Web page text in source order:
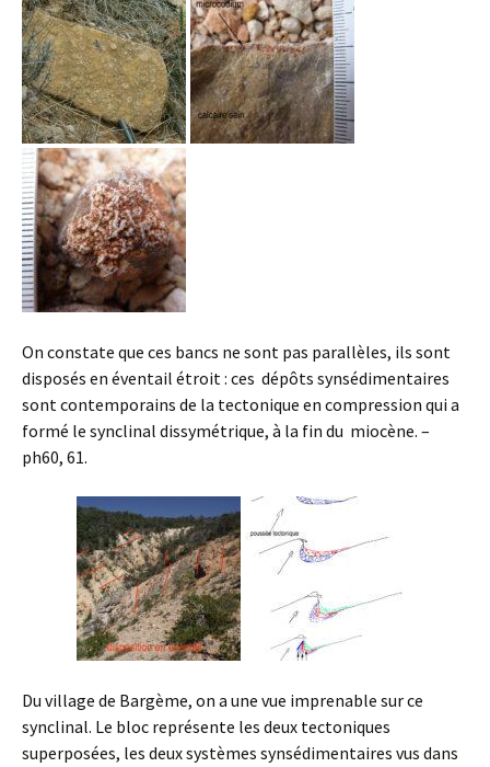
On constate que ces bancs ne sont pas parallèles, ils sont
disposés en éventail étroit : ces dépôts synsédimentaires
sont contemporains de la tectonique en compression qui a
formé le synclinal dissymétrique, à la fin du miocène. –
ph60, 61.
Du village de Bargème, on a une vue imprenable sur ce
synclinal. Le bloc représente les deux tectoniques
superposées, les deux systèmes synsédimentaires vus dans